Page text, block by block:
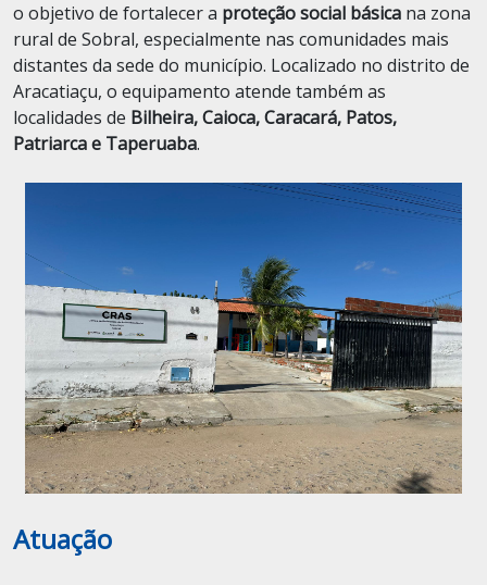
o objetivo de fortalecer a proteção social básica na zona
rural de Sobral, especialmente nas comunidades mais
distantes da sede do município. Localizado no distrito de
Aracatiaçu, o equipamento atende também as
localidades de Bilheira, Caioca, Caracará, Patos,
Patriarca e Taperuaba.
Atuação